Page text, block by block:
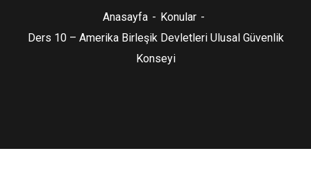
Anasayfa
Konular
Ders 10 – Amerika Birleşik Devletleri Ulusal Güvenlik
Konseyi